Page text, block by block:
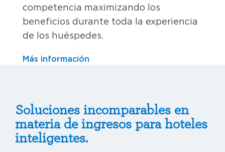
competencia maximizando los
beneficios durante toda la experiencia
de los huéspedes.
Más información
Soluciones incomparables en
materia de ingresos para hoteles
inteligentes.